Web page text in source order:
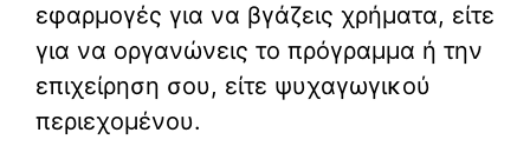
εφαρμογές για να βγάζεις χρήματα, είτε
για να οργανώνεις το πρόγραμμα ή την
επιχείρηση σου, είτε ψυχαγωγικού
περιεχομένου.